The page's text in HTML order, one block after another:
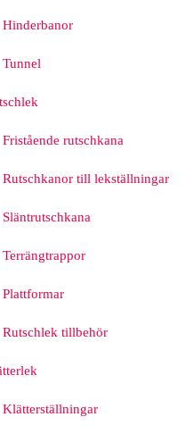
Hinderbanor
Tunnel
Fristående rutschkana
Rutschkanor till lekställningar
Släntrutschkana
Terrängtrappor
Plattformar
Rutschlek tillbehör
Klätterställningar